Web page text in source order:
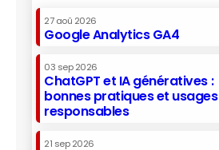
27 aoû 2026
Google Analytics GA4
03 sep 2026
ChatGPT et IA génératives :
bonnes pratiques et usages
responsables
21 sep 2026